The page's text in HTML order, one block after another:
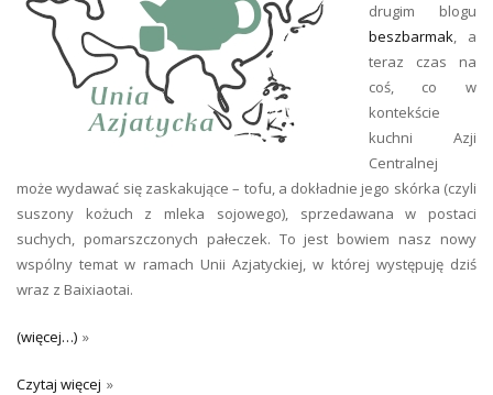
drugim blogu
beszbarmak, a
teraz czas na
coś, co w
kontekście
kuchni Azji
Centralnej
może wydawać się zaskakujące – tofu, a dokładnie jego skórka (czyli
suszony kożuch z mleka sojowego), sprzedawana w postaci
suchych, pomarszczonych pałeczek. To jest bowiem nasz nowy
wspólny temat w ramach Unii Azjatyckiej, w której występuję dziś
wraz z Baixiaotai.
(więcej…)
Czytaj więcej